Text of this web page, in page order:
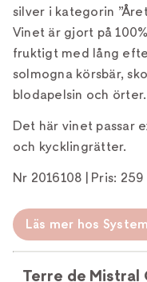
silver i kategorin
Vinet är gjort på
fruktigt med lång
solmogna körsbär,
blodapelsin och örter.
Det här vinet passar
och kycklingrätter.
Nr 2016108 | Pris: 259
Läs mer hos
Terre de Mistral